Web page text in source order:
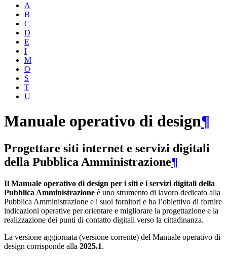
A
B
C
D
E
I
M
O
S
T
U
Manuale operativo di design¶
Progettare siti internet e servizi digitali
della Pubblica Amministrazione¶
Il Manuale operativo di design per i siti e i servizi digitali della
Pubblica Amministrazione è uno strumento di lavoro dedicato alla
Pubblica Amministrazione e i suoi fornitori e ha l’obiettivo di fornire
indicazioni operative per orientare e migliorare la progettazione e la
realizzazione dei punti di contatto digitali verso la cittadinanza.
La versione aggiornata (versione corrente) del Manuale operativo di
design corrisponde alla 2025.1.